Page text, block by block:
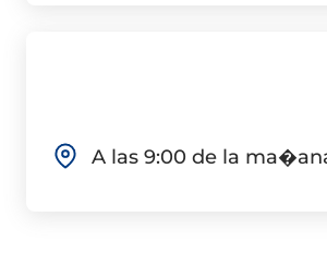
A las 9:00 de la